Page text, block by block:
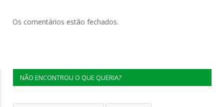
Os comentários estão fechados.
NÃO ENCONTROU O QUE QUERIA?